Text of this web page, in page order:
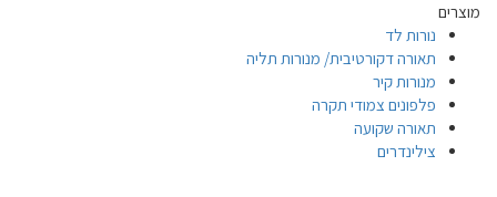
מוצרים
נורות לד
תאורה דקורטיבית/ מנורות תליה
מנורות קיר
פלפונים צמודי תקרה
תאורה שקועה
צילינדרים